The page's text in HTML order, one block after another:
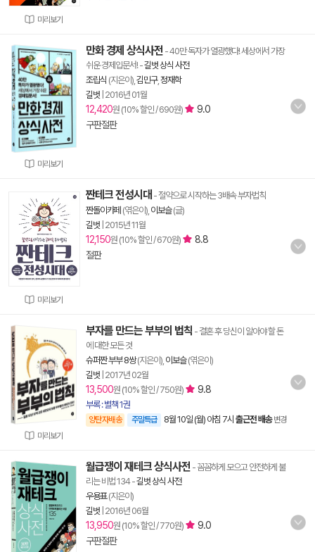
미리보기
미리보기
만화 경제 상식사전 - 40만 독자가 열광했다! 세상에서 가장
쉬운 경제입문서!-길벗 상식 사전
조립식 (지은이), 김민구, 정재학
길벗 2016년 01월
12,420원 (10% 할인 / 690원)
9.0
구판절판
미리보기
짠테크 전성시대 - 절약으로 시작하는 3배속 부자법칙
짠돌이카페 (엮은이), 이보슬(글)
길벗 2015년 11월
12,150원 (10% 할인 / 670원)
8.8
절판
미리보기
부자를 만드는 부부의 법칙 - 결혼 후 당신이 알아야 할 돈
에 대한 모든 것
슈퍼짠 부부 8쌍(지은이), 이보슬(엮은이)
길벗 2017년 02월
13,500원 (10% 할인 / 750원) 9.8
부록 : 별책 1권
양탄자배송 주말특급 8월 10일 (월) 아침 7시 출근전 배송 변경
월급쟁이 재테크 상식사전 - 꼼꼼하게 모으고 안전하게 불
리는 비법 134-길벗 상식 사전
우용표(지은이)
길벗 2016년 06월
13,950원 (10% 할인 / 770원)
9.0
구판절판